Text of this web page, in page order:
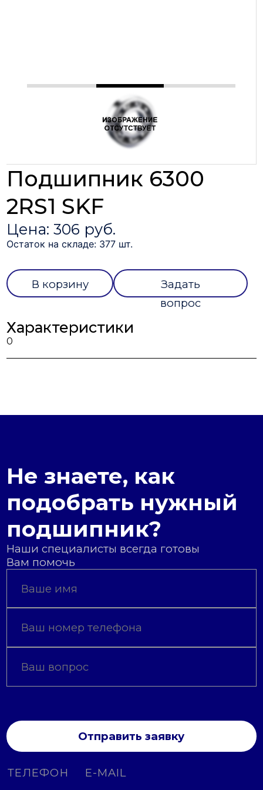
Подшипник 6300
2RS1 SKF
Цена: 306 руб.
Остаток на складе: 377 шт.
В корзину
Задать
вопрос
Характеристики
0
Не знаете, как
подобрать нужный
подшипник?
Наши специалисты всегда готовы
Вам помочь
Отправить заявку
ТЕЛЕФОН E-MAIL